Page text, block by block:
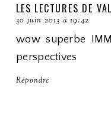
LES LECTURES DE VAL
30 juin 2013 à 19:42
wow superbe
perspectives
Répondre